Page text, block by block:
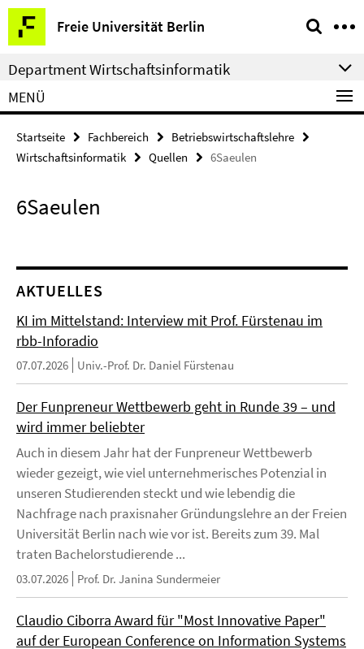
Springe
direkt
zu
Inhalt
Freie Universität Berlin
Service-
Navigation
Department Wirtschaftsinformatik
MENÜ
Startseite Fachbereich
Betriebswirtschaftslehre
Wirtschaftsinformatik
Quellen 6Saeulen
6Saeulen
AKTUELLES
KI im Mittelstand: Interview mit Prof. Fürstenau im
rbb-Inforadio
07.07.2026 Univ.-Prof. Dr. Daniel Fürstenau
Der Funpreneur Wettbewerb geht in Runde 39 – und
wird immer beliebter
Auch in diesem Jahr hat der Funpreneur Wettbewerb
wieder gezeigt, wie viel unternehmerisches Potenzial in
unseren Studierenden steckt und wie lebendig die
Nachfrage nach praxisnaher Gründungslehre an der Freien
Universität Berlin nach wie vor ist. Bereits zum 39. Mal
traten Bachelorstudierende ...
03.07.2026 Prof. Dr. Janina Sundermeier
Claudio Ciborra Award für "Most Innovative Paper"
auf der European Conference on Information Systems